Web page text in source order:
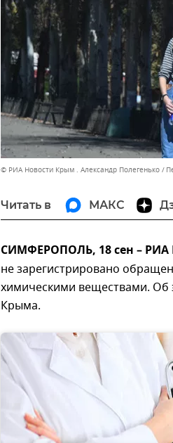
© РИА Новости Крым . Александр Полегенько
Читать в МАКС
СИМФЕРОПОЛЬ, 18 сен –
не зарегистрировано
химическими веществами. Об
Крыма.